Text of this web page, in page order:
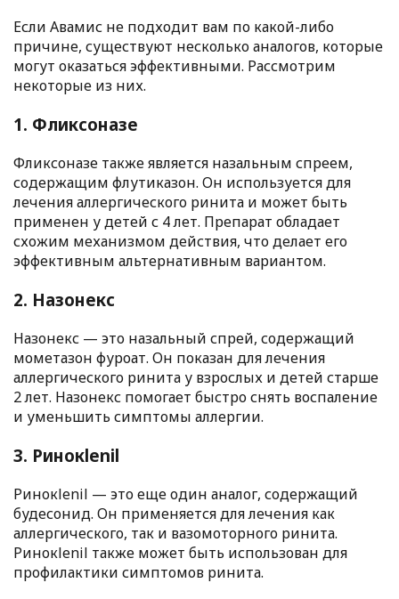
Если Авамис не подходит вам по какой-либо
причине, существуют несколько аналогов, которые
могут оказаться эффективными. Рассмотрим
некоторые из них.
1. Фликсоназе
Фликсоназе также является назальным спреем,
содержащим флутиказон. Он используется для
лечения аллергического ринита и может быть
применен у детей с 4 лет. Препарат обладает
схожим механизмом действия, что делает его
эффективным альтернативным вариантом.
2. Назонекс
Назонекс — это назальный спрей, содержащий
мометазон фуроат. Он показан для лечения
аллергического ринита у взрослых и детей старше
2 лет. Назонекс помогает быстро снять воспаление
и уменьшить симптомы аллергии.
3. Ринокlenil
Ринокlenil — это еще один аналог, содержащий
будесонид. Он применяется для лечения как
аллергического, так и вазомоторного ринита.
Ринокlenil также может быть использован для
профилактики симптомов ринита.